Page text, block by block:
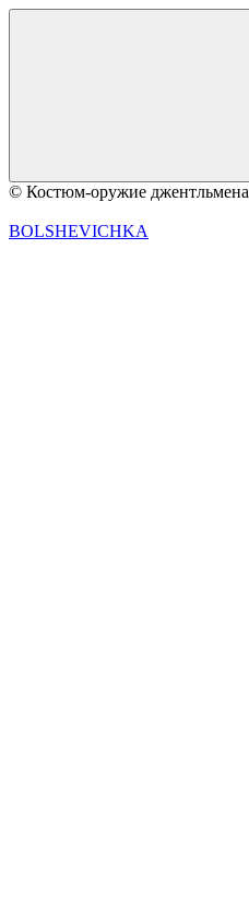
© Костюм-оружие джентльмена
BOLSHEVICHKA